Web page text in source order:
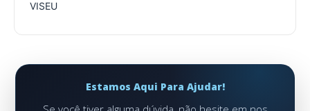
VISEU
Estamos Aqui Para Ajudar!